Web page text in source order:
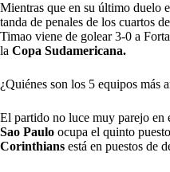
Mientras que en su último duelo
tanda de penales de los cuartos
Timao viene de golear 3-0 a
la Copa Sudamericana.
¿Quiénes son los 5 equipos más
El partido no luce muy parejo en
Sao Paulo ocupa el quinto
Corinthians está en puestos de